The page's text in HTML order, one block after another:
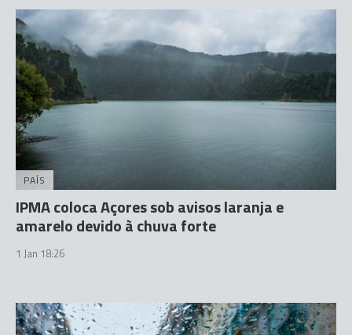
PAÍS
IPMA coloca Açores sob avisos laranja e
amarelo devido à chuva forte
1 Jan 18:26